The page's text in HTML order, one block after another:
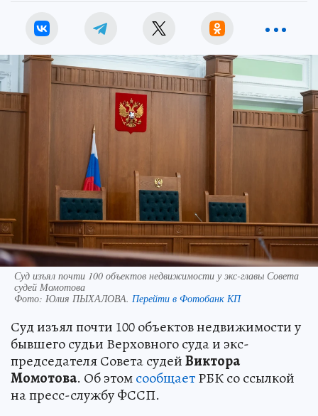
Суд изъял почти 100 объектов недвижимости у экс-главы Совета
судей Момотова
Фото: Юлия ПЫХАЛОВА. Перейти в Фотобанк КП
Суд изъял почти 100 объектов недвижимости у
бывшего судьи Верховного суда и экс-
председателя Совета судейВиктора
Момотова. Об этомсообщаетРБК со ссылкой
на пресс-службу ФССП.